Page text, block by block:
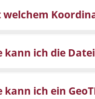
kann ich die
kann ich ein